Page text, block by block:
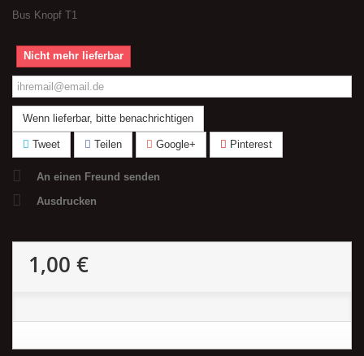
Bus Knopf T1
Nicht mehr lieferbar
Wenn lieferbar, bitte benachrichtigen
Tweet Teilen Google+ Pinterest
An einen Freund senden
Ausdrucken
1,00 €